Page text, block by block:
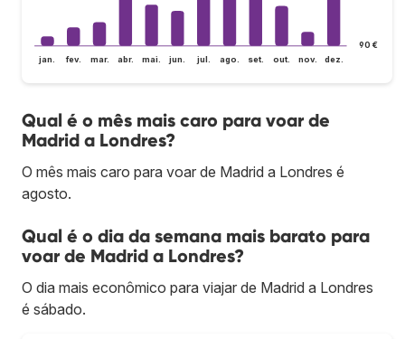
90 €
jan. fev. mar. abr. mai. jun. jul. ago. set. out. nov. dez.
Qual é o mês mais caro para voar de
Madrid a Londres?
O mês mais caro para voar de Madrid a Londres é
agosto.
Qual é o dia da semana mais barato para
voar de Madrid a Londres?
O dia mais econômico para viajar de Madrid a Londres
é sábado.